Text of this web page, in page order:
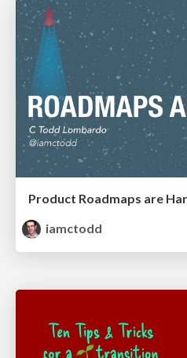
Product Roadmaps are
iamctodd